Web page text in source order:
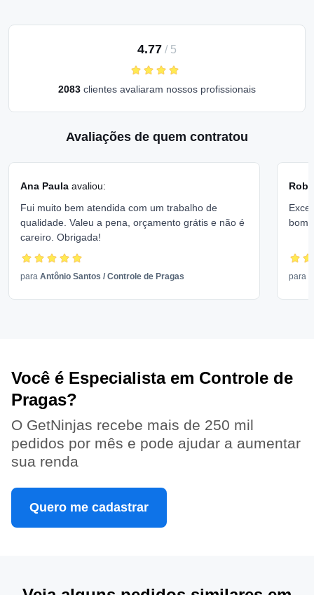
4.77 / 5
2083 clientes avaliaram nossos profissionais
Avaliações de quem contratou
Ana Paula avaliou:
Fui muito bem atendida com um trabalho de
qualidade. Valeu a pena, orçamento grátis e não é
careiro. Obrigada!
para Antônio Santos / Controle de Pragas
bom
para
Você é Especialista em Controle de
Pragas?
O GetNinjas recebe mais de 250 mil
pedidos por mês e pode ajudar a aumentar
sua renda
Quero me cadastrar